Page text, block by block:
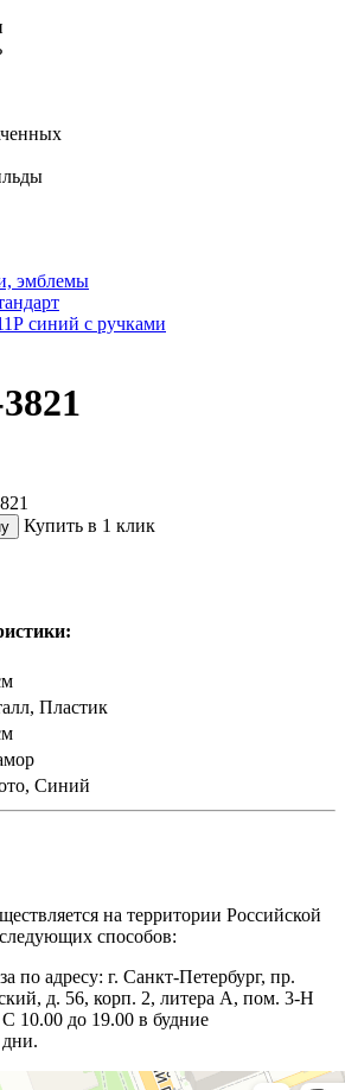
эмблемы
синий с ручками
Купить в 1 клик
Пластик
Синий
на территории Российской
способов:
по адресу: г. Санкт-Петербург, пр.
д. 56, корп. 2, литера А, пом. 3-Н
10.00 до 19.00 в будние